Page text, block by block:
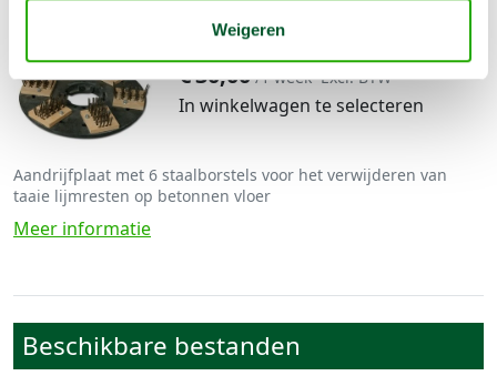
Weigeren
12,00 /1 dag
€30,00 /1 week Excl. BTW
In winkelwagen te selecteren
Aandrijfplaat met 6 staalborstels voor het verwijderen van
taaie lijmresten op betonnen vloer
Meer informatie
Beschikbare bestanden